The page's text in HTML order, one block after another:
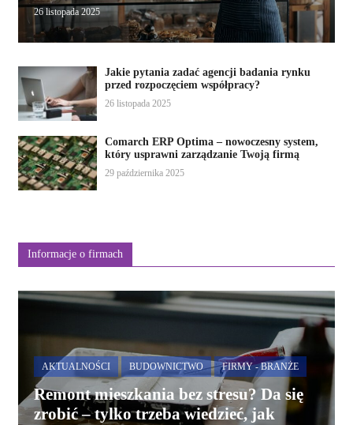
26 listopada 2025
Jakie pytania zadać agencji badania rynku
przed rozpoczęciem współpracy?
26 listopada 2025
Comarch ERP Optima – nowoczesny system,
który usprawni zarządzanie Twoją firmą
29 października 2025
Informacje o firmach
AKTUALNOŚCI BUDOWNICTWO FIRMY - BRANŻE
Remont mieszkania bez stresu? Da się
zrobić – tylko trzeba wiedzieć, jak